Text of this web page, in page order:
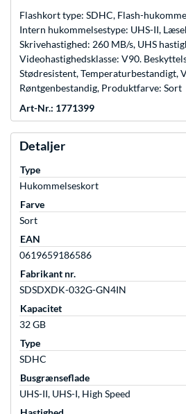
Flashkort type: SDHC, Flash-
Intern hukommelsestype: UHS-II,
Skrivehastighed: 260 MB/s, UHS
Videohastighedsklasse: V90.
Stødresistent, Temperaturbestandigt,
Røntgenbestandig, Produktfarve: Sort
Art-Nr.: 1771399
Detaljer
Type
Hukommelseskort
Farve
Sort
EAN
0619659186586
Fabrikant nr.
SDSDXDK-032G-GN4IN
Kapacitet
32 GB
Type
SDHC
Busgrænseflade
UHS-II, UHS-I, High Speed